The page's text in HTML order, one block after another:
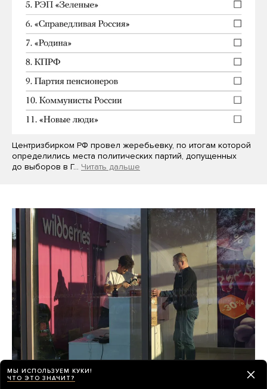
Центризбирком РФ провел жеребьевку, по итогам которой
определились места политических партий, допущенных
до выборов в Г… Читать дальше
Wildberries потеряла как минимум 100
МЫ ИСПОЛЬЗУЕМ КУКИ!
ЧТО ЭТО ЗНАЧИТ?